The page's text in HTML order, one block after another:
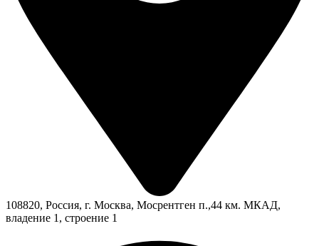
108820, Россия, г. Москва, Мосрентген п.,44 км. МКАД,
владение 1, строение 1